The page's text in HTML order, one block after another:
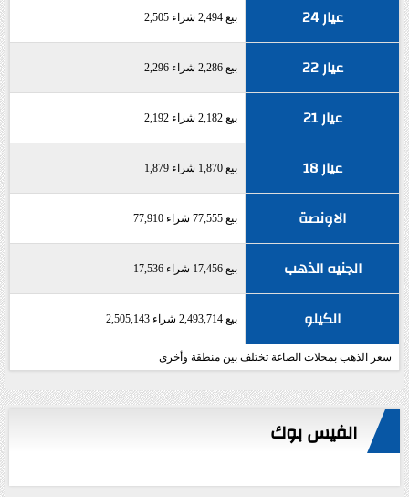
عيار 24
بيع 2,494 شراء 2,505
عيار 22 بيع 2,286 شراء 2,296
عيار 21 بيع 2,182 شراء 2,192
عيار 18 بيع 1,870 شراء 1,879
الاونصة بيع 77,555 شراء 77,910
الجنيه الذهب بيع 17,456 شراء 17,536
الكيلو بيع 2,493,714 شراء 2,505,143
سعر الذهب بمحلات الصاغة تختلف بين منطقة وأخرى
الفيس بوك